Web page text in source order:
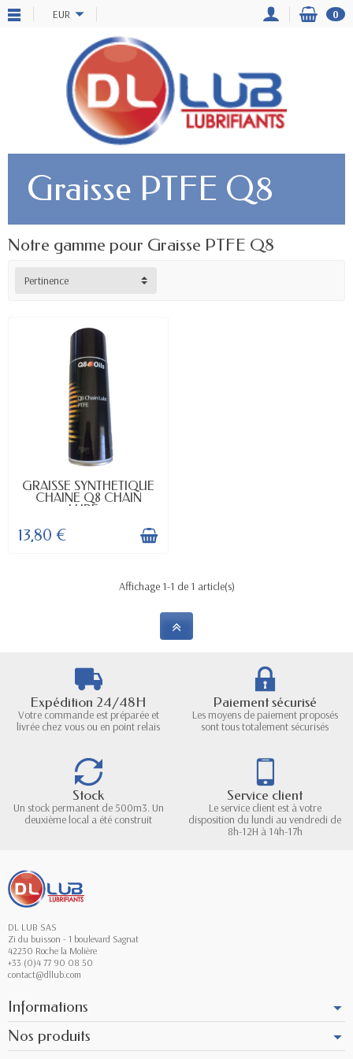
EUR 0
Graisse PTFE Q8
Notre gamme pour Graisse PTFE Q8
Pertinence
EN STOCK
GRAISSE SYNTHETIQUE
CHAINE Q8 CHAIN
LUBE...
13,80 €
Affichage 1-1 de 1 article(s)
Expédition 24/48H
Votre commande est préparée et
livrée chez vous ou en point relais
Paiement sécurisé
Les moyens de paiement proposés
sont tous totalement sécurisés
Stock
Un stock permanent de 500m3. Un
deuxième local a été construit
Service client
Le service client est à votre
disposition du lundi au vendredi de
8h-12H à 14h-17h
DL LUB SAS
Zi du buisson - 1 boulevard Sagnat
42230 Roche la Molière
+33 (0)4 77 90 08 50
contact@dllub.com
Informations
Nos produits